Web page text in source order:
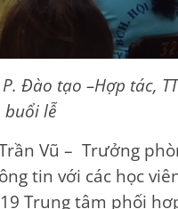
Đào tạo –Hợp tác,
buổi lễ
Vũ – Trưởng
tin với các học
Trung tâm phối